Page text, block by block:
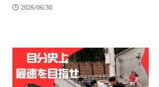
2026/06/30